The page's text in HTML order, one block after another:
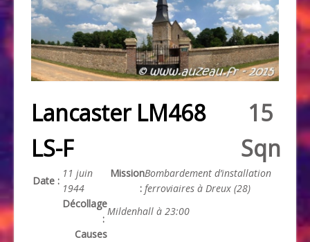
Lancaster LM468
LS-F
15
Sqn
Date :
11 juin
1944
Mission
:
Bombardement d’installation
ferroviaires à Dreux (28)
Décollage
:
Mildenhall à 23:00
Causes